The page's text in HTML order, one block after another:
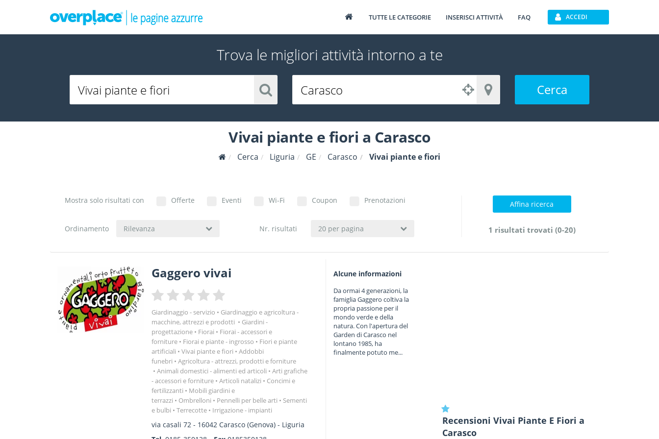
TUTTE LE CATEGORIE INSERISCI ATTIVITÀ FAQ ACCEDI
Trova le migliori attività intorno a te
Cerca
Vivai piante e fiori a Carasco
Cerca Liguria GE Carasco Vivai piante e fiori
Mostra solo risultati con Offerte Eventi Wi-Fi Coupon Prenotazioni
Ordinamento Rilevanza Nr. risultati 20 per pagina
Affina ricerca
1 risultati trovati (0-20)
Gaggero vivai
Giardinaggio - servizio
Giardinaggio e agricoltura -
macchine, attrezzi e prodotti
Giardini -
progettazione
Fiorai
Fiorai - accessori e
forniture
Fiorai e piante - ingrosso
Fiori e piante
artificiali
Vivai piante e fiori
Addobbi
funebri
Agricoltura - attrezzi, prodotti e forniture
Animali domestici - alimenti ed articoli
Arti grafiche
- accessori e forniture
Articoli natalizi
Concimi e
fertilizzanti
Mobili giardini e
terrazzi
Ombrelloni Pennelli per belle arti
Sementi
e bulbi
Terrecotte Irrigazione - impianti
via casali 72 - 16042 Carasco (Genova) - Liguria
Alcune informazioni
Da ormai 4 generazioni, la
famiglia Gaggero coltiva la
propria passione per il
mondo verde e della
natura. Con l'apertura del
Garden di Carasco nel
lontano 1985, ha
finalmente potuto me...
Recensioni Vivai Piante E Fiori a
Carasco